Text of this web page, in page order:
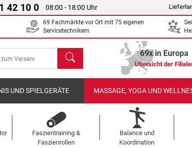
42 10 0 08:00 - 18:00 Uhr
69 Fachmärkte vor Ort mit 75 eigenen
Servicetechnikern
Suchen 69x in Europa
Übersicht der
UND SPIELGERÄTE MASSAGE, YOGA UND
Faszientraining &
Faszienrollen
Balance und
Koordination